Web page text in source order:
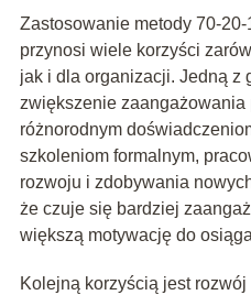
Zastosowanie metody 70-
przynosi wiele korzyści
jak i dla organizacji. Jedną z
zwiększenie zaangażowania
różnorodnym
szkoleniom formalnym,
rozwoju i zdobywania
że czuje się bardziej
większą motywację do
Kolejną korzyścią jest